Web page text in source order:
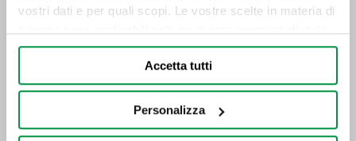
vostri dati e per quali scopi. Le vostre scelte in materia di
in cui avete effettuato le vostre scelte. È possibile
modificare o revocare il proprio consenso in qualsiasi
momento dalla Dichiarazione sui cookie o facendo clic
sull'icona di attivazione della privacy.
Accetta tutti
Personalizza